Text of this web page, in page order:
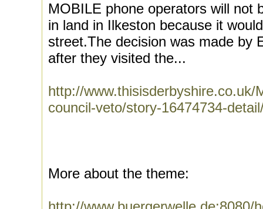
MOBILE phone operators will not
in land in Ilkeston because it
street.The decision was made by
after they visited the...
http://www.thisisderbyshire.co.uk/
council-veto/story-16474734-
More about the theme: